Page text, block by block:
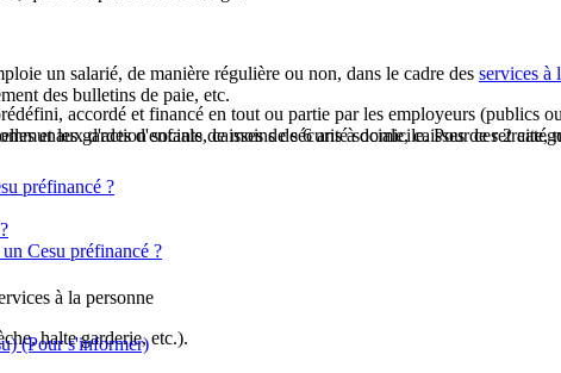
un salarié, de manière régulière ou non, dans le cadre des services à
des bulletins de paie, etc.
et les gardes d'enfants de moins de 6 ans à domicile. Pour ces 2
accordé et financé en tout ou partie par les employeurs (publics
d'action sociale, caisses de sécurité sociale, caisses de retraite,
à la personne
halte garderie, etc.).
préfinancé ?
Cesu préfinancé ?
(Pour s'informer)